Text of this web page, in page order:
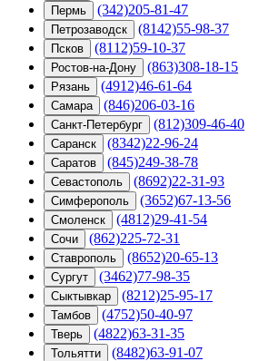
Пермь (342)205-81-47
Петрозаводск (8142)55-98-37
Псков (8112)59-10-37
Ростов-на-Дону (863)308-18-15
Рязань (4912)46-61-64
Самара (846)206-03-16
Санкт-Петербург (812)309-46-40
Саранск (8342)22-96-24
Саратов (845)249-38-78
Севастополь (8692)22-31-93
Симферополь (3652)67-13-56
Смоленск (4812)29-41-54
Сочи (862)225-72-31
Ставрополь (8652)20-65-13
Сургут (3462)77-98-35
Сыктывкар (8212)25-95-17
Тамбов (4752)50-40-97
Тверь (4822)63-31-35
Тольятти (8482)63-91-07